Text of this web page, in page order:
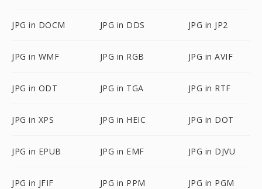
JPG in DOCM JPG in DDS JPG in JP2
JPG in WMF JPG in RGB JPG in AVIF
JPG in ODT JPG in TGA JPG in RTF
JPG in XPS JPG in HEIC JPG in DOT
JPG in EPUB JPG in EMF JPG in DJVU
JPG in JFIF JPG in PPM JPG in PGM